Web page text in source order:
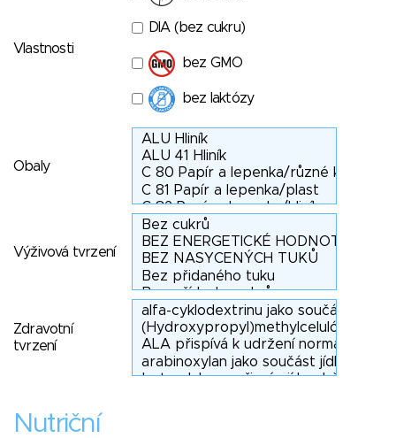
Vlastnosti
DIA (bez cukru)
bez GMO
bez laktózy
Obaly
Výživová tvrzení
Zdravotní
tvrzení
Nutriční